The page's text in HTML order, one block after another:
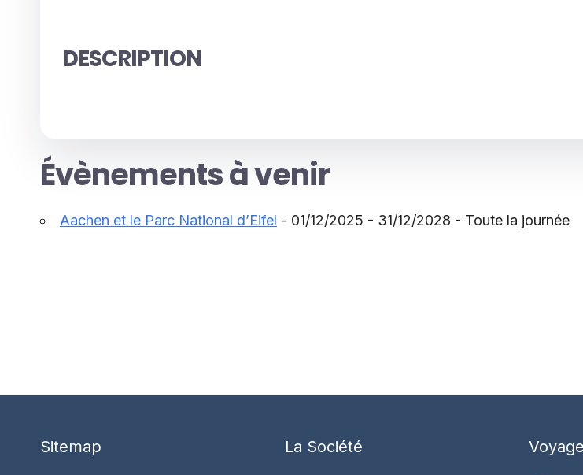
DESCRIPTION
Évènements à venir
Aachen et le Parc National d’Eifel - 01/12/2025 - 31/12/2028 - Toute la journée
Sitemap La Société